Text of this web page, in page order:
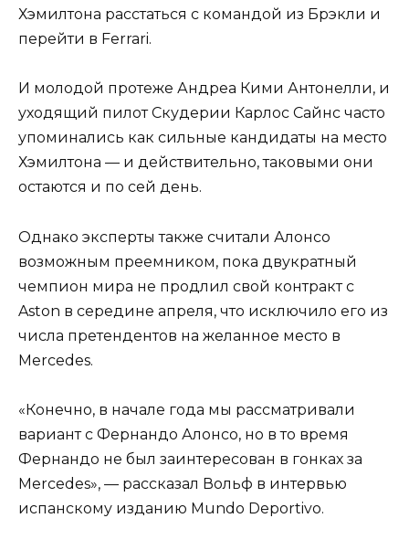
Хэмилтона расстаться с командой из Брэкли и
перейти в Ferrari.
И молодой протеже Андреа Кими Антонелли, и
уходящий пилот Скудерии Карлос Сайнс часто
упоминались как сильные кандидаты на место
Хэмилтона — и действительно, таковыми они
остаются и по сей день.
Однако эксперты также считали Алонсо
возможным преемником, пока двукратный
чемпион мира не продлил свой контракт с
Aston в середине апреля, что исключило его из
числа претендентов на желанное место в
Mercedes.
«Конечно, в начале года мы рассматривали
вариант с Фернандо Алонсо, но в то время
Фернандо не был заинтересован в гонках за
Mercedes», — рассказал Вольф в интервью
испанскому изданию Mundo Deportivo.